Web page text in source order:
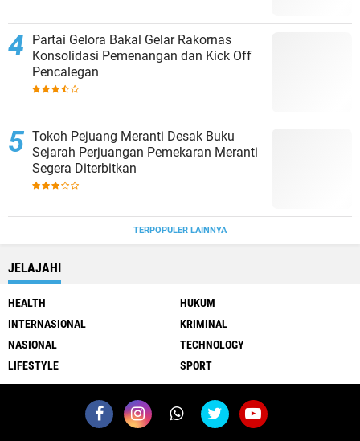
Partai Gelora Bakal Gelar Rakornas
Konsolidasi Pemenangan dan Kick Off
Pencalegan
Tokoh Pejuang Meranti Desak Buku
Sejarah Perjuangan Pemekaran Meranti
Segera Diterbitkan
TERPOPULER LAINNYA
JELAJAHI
HEALTH
HUKUM
INTERNASIONAL
KRIMINAL
NASIONAL
TECHNOLOGY
LIFESTYLE
SPORT